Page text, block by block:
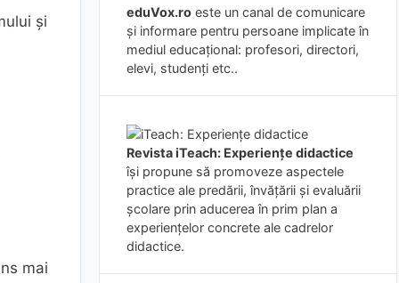
şi
mai
eduVox.ro este un canal de comunicare
și informare pentru persoane implicate în
mediul educațional: profesori, directori,
elevi, studenți etc..
Revista iTeach: Experienţe didactice
îşi propune să promoveze aspectele
practice ale predării, învăţării şi evaluării
şcolare prin aducerea în prim plan a
experienţelor concrete ale cadrelor
didactice.